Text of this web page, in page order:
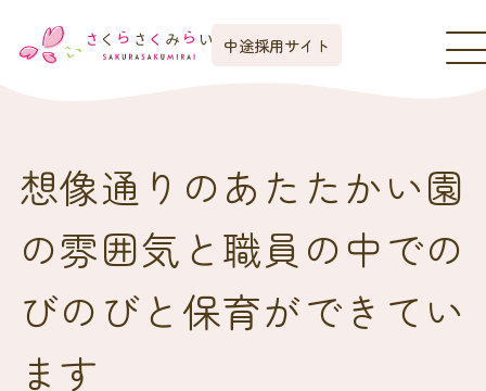
中途採用サイト
想像通りのあたたかい園
の雰囲気と職員の中での
びのびと保育ができてい
ます